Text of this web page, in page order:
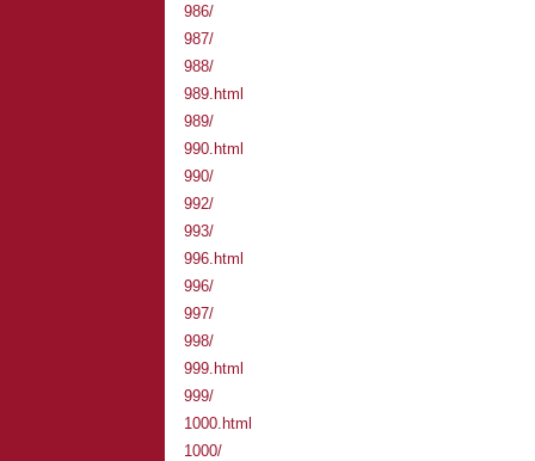
986/
987/
988/
989.html
989/
990.html
990/
992/
993/
996.html
996/
997/
998/
999.html
999/
1000.html
1000/